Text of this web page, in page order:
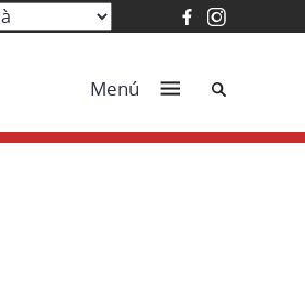
Menú Cerca